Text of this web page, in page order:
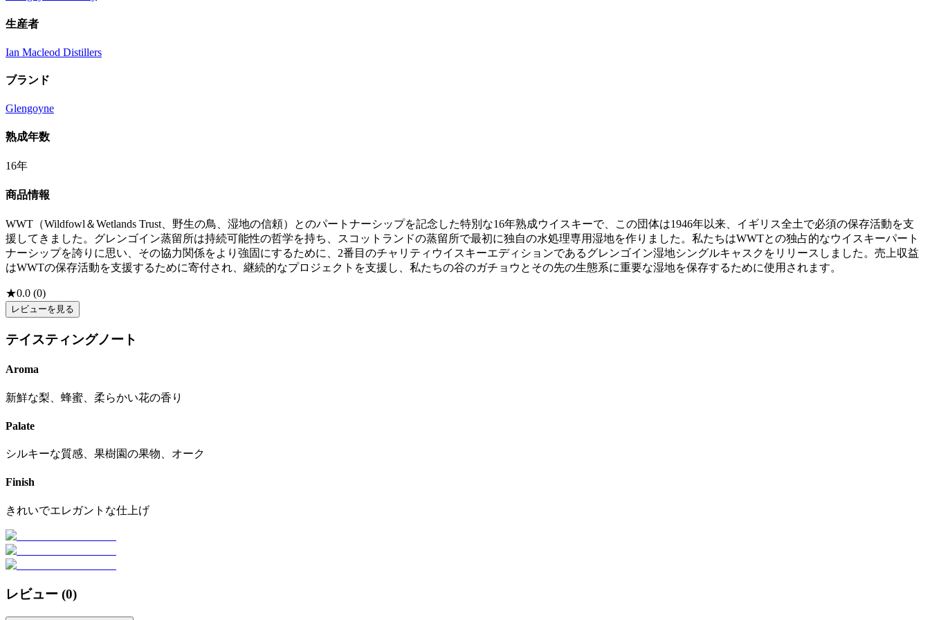
生産者
Ian Macleod Distillers
ブランド
Glengoyne
熟成年数
16年
商品情報
WWT（Wildfowl＆Wetlands Trust、野生の鳥、湿地の信頼）とのパートナーシップを記念した特別な16年熟成ウイスキーで、この団体は1946年以来、イギリス全土で必須の保存活動を支
援してきました。グレンゴイン蒸留所は持続可能性の哲学を持ち、スコットランドの蒸留所で最初に独自の水処理専用湿地を作りました。私たちはWWTとの独占的なウイスキーパート
ナーシップを誇りに思い、その協力関係をより強固にするために、2番目のチャリティウイスキーエディションであるグレンゴイン湿地シングルキャスクをリリースしました。売上収益
はWWTの保存活動を支援するために寄付され、継続的なプロジェクトを支援し、私たちの谷のガチョウとその先の生態系に重要な湿地を保存するために使用されます。
★0.0 (0)
レビューを見る
テイスティングノート
Aroma
新鮮な梨、蜂蜜、柔らかい花の香り
Palate
シルキーな質感、果樹園の果物、オーク
Finish
きれいでエレガントな仕上げ
レビュー (0)